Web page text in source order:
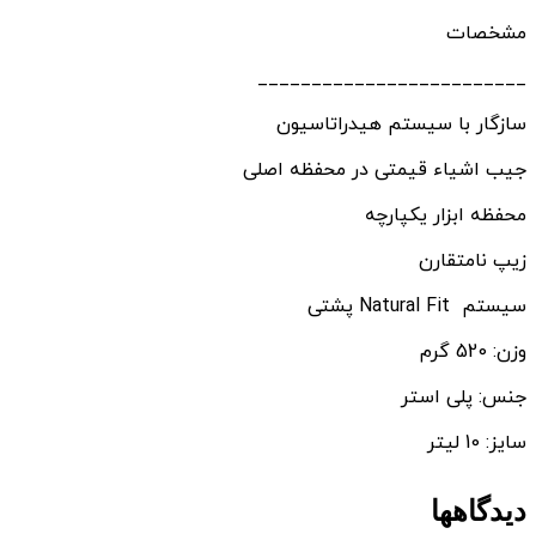
مشخصات
_________________________
سازگار با سیستم هیدراتاسیون
جیب اشیاء قیمتی در محفظه اصلی
محفظه ابزار یکپارچه
زیپ نامتقارن
سیستم Natural Fit پشتی
وزن: 520 گرم
جنس: پلی استر
سایز: 10 لیتر
دیدگاهها